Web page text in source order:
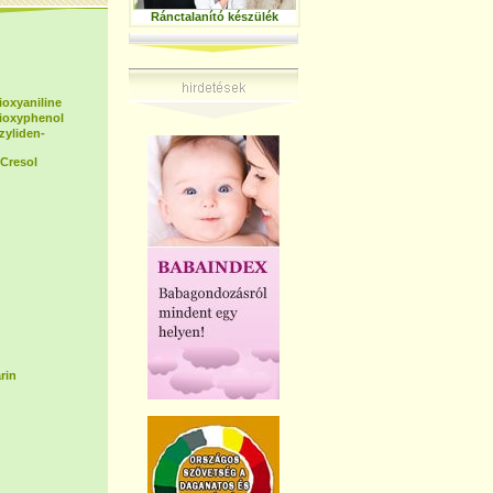
Ránctalanító készülék